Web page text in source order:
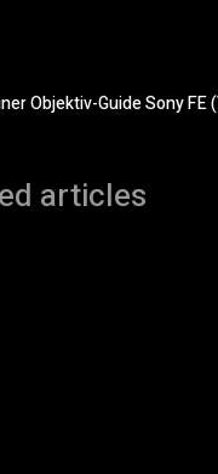
Objektiv-Guide Sony FE
articles